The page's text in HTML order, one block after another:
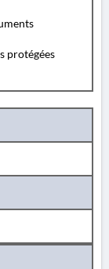
protégées